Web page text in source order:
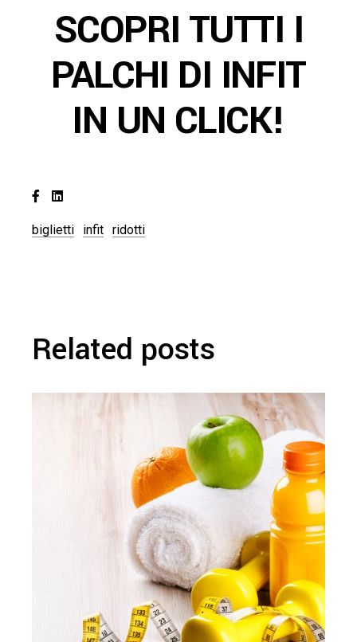
SCOPRI TUTTI I
PALCHI DI INFIT
IN UN CLICK!
biglietti infit ridotti
Related posts